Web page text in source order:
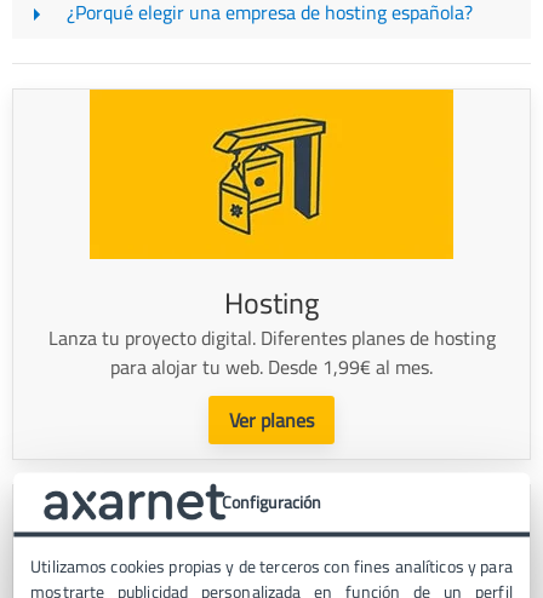
¿Porqué elegir una empresa de hosting española?
Hosting
Lanza tu proyecto digital. Diferentes planes de hosting
para alojar tu web. Desde 1,99€ al mes.
Ver planes
Configuración
Utilizamos cookies propias y de terceros con fines analíticos y para
mostrarte publicidad personalizada en función de un perfil